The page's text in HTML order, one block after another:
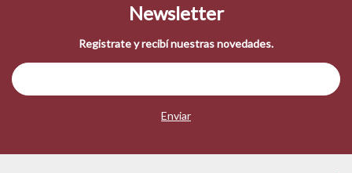
Newsletter
Registrate y recibí nuestras novedades.